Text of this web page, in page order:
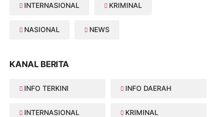
INTERNASIONAL KRIMINAL
NASIONAL NEWS
KANAL BERITA
INFO TERKINI INFO DAERAH
INTERNASIONAL KRIMINAL